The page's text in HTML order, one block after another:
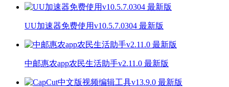
UU加速器免费使用v10.5.7.0304 最新版
中邮惠农app农民生活助手v2.11.0 最新版